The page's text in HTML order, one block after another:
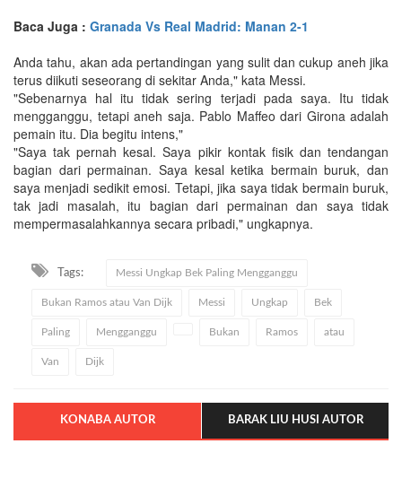
Baca Juga : Granada Vs Real Madrid: Manan 2-1
Anda tahu, akan ada pertandingan yang sulit dan cukup aneh jika
terus diikuti seseorang di sekitar Anda," kata Messi.
"Sebenarnya hal itu tidak sering terjadi pada saya. Itu tidak
mengganggu, tetapi aneh saja. Pablo Maffeo dari Girona adalah
pemain itu. Dia begitu intens,"
"Saya tak pernah kesal. Saya pikir kontak fisik dan tendangan
bagian dari permainan. Saya kesal ketika bermain buruk, dan
saya menjadi sedikit emosi. Tetapi, jika saya tidak bermain buruk,
tak jadi masalah, itu bagian dari permainan dan saya tidak
mempermasalahkannya secara pribadi," ungkapnya.
Tags: Messi Ungkap Bek Paling Mengganggu
Bukan Ramos atau Van Dijk Messi Ungkap Bek
Paling Mengganggu Bukan Ramos atau
Van Dijk
KONABA AUTOR BARAK LIU HUSI AUTOR